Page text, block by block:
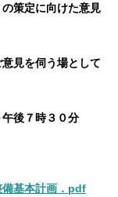
策定に向けた意見
見を伺う場として
後７時３０分
備基本計画．pdf